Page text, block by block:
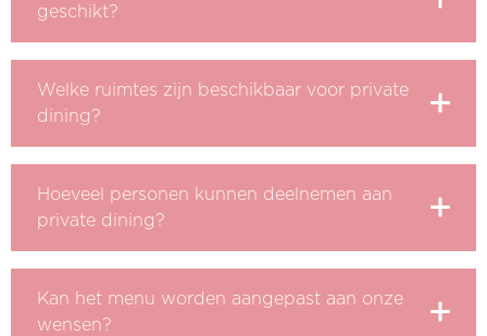
geschikt?
Welke ruimtes zijn beschikbaar voor private
dining?
Hoeveel personen kunnen deelnemen aan
private dining?
Kan het menu worden aangepast aan onze
wensen?